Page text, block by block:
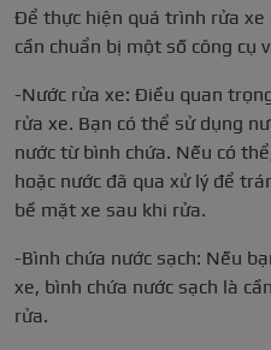
Để thực hiện quá trình rửa xe
cần chuẩn bị một số công cụ
-Nước rửa xe: Điều quan
rửa xe. Bạn có thể sử dụng
nước từ bình chứa. Nếu có
hoặc nước đã qua xử lý để
bề mặt xe sau khi rửa.
-Bình chứa nước sạch: Nếu
xe, bình chứa nước sạch là
rửa.